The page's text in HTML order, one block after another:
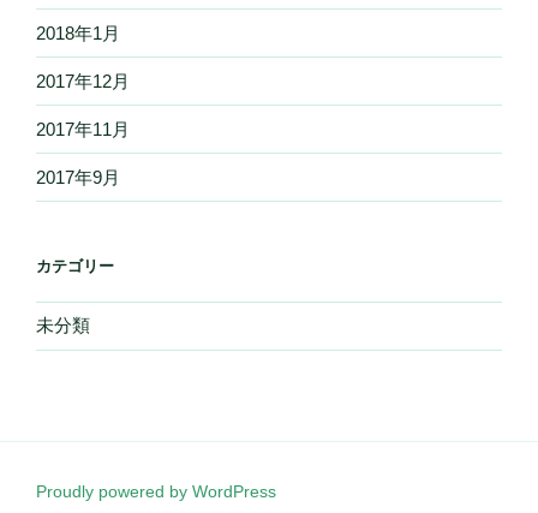
2018年1月
2017年12月
2017年11月
2017年9月
カテゴリー
未分類
Proudly powered by WordPress